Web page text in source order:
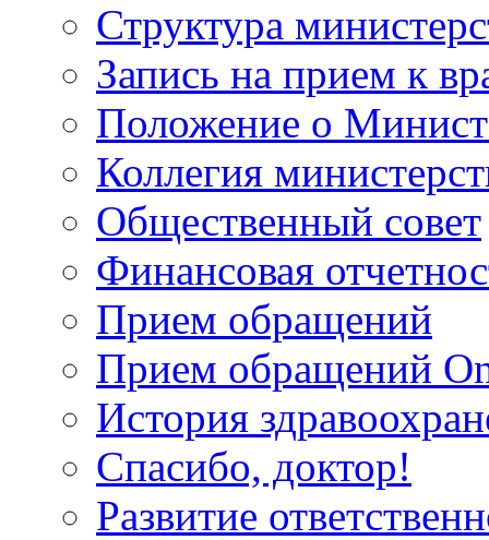
Структура
Запись на прием к
Положение о
Коллегия
Общественный совет
Финансовая
Прием обращений
Прием обращений
История
Спасибо, доктор!
Развитие